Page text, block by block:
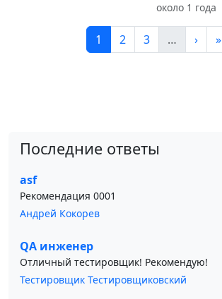
около 1 года
1 2 3 … › »
Последние ответы
asf
Рекомендация 0001
Андрей Кокорев
QA инженер
Отличный тестировщик! Рекомендую!
Тестировщик Тестировщиковский